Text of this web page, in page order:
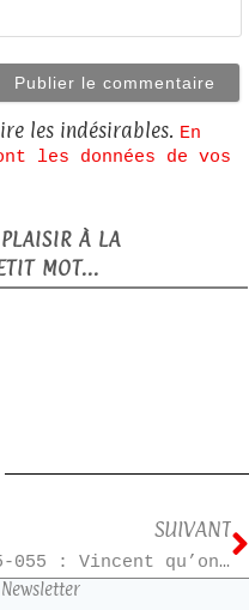
les indésirables. En
les données de vos
À LA
MOT...
SUIVANT
25-055 : Vincent qu’on assassine